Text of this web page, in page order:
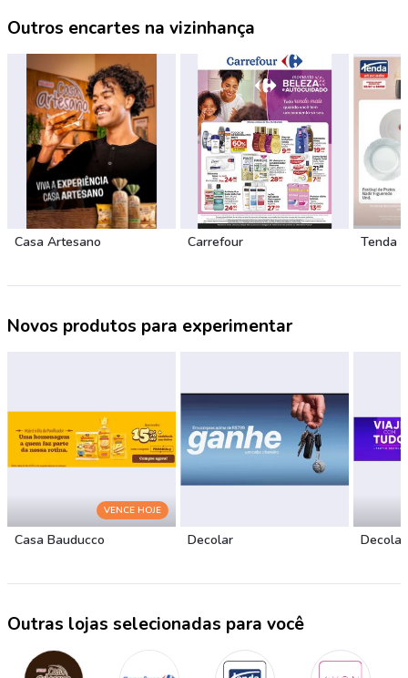
Outros encartes na vizinhança
Casa Artesano Carrefour Tenda
Novos produtos para experimentar
VENCE HOJE
Casa Bauducco Decolar Decolar
Outras lojas selecionadas para você